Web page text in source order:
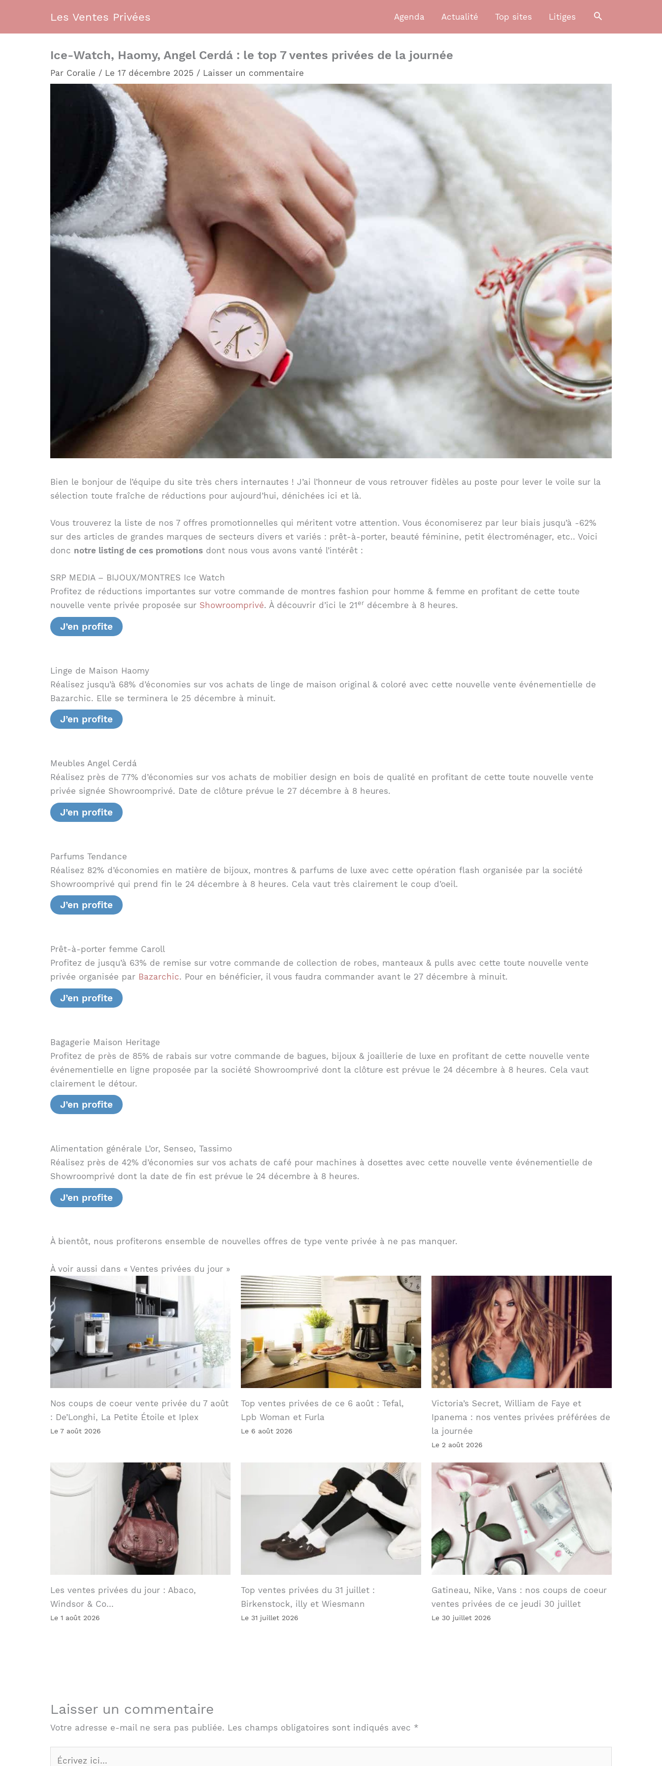
contenu
Les Ventes Privées Agenda Actualité Top sites Litiges
Ice-Watch, Haomy, Angel Cerdá : le top 7 ventes privées de la journée
Par Coralie / Le 17 décembre 2025 / Laisser un commentaire
Bien le bonjour de l’équipe du site très chers internautes ! J’ai l’honneur de vous retrouver fidèles au poste pour lever le voile sur la
sélection toute fraîche de réductions pour aujourd’hui, dénichées ici et là.
Vous trouverez la liste de nos 7 offres promotionnelles qui méritent votre attention. Vous économiserez par leur biais jusqu’à -62%
sur des articles de grandes marques de secteurs divers et variés : prêt-à-porter, beauté féminine, petit électroménager, etc.. Voici
donc notre listing de ces promotions dont nous vous avons vanté l’intérêt :
SRP MEDIA – BIJOUX/MONTRES Ice Watch
Profitez de réductions importantes sur votre commande de montres fashion pour homme & femme en profitant de cette toute
nouvelle vente privée proposée sur Showroomprivé. À découvrir d’ici le 21er décembre à 8 heures.
J’en profite
Linge de Maison Haomy
Réalisez jusqu’à 68% d’économies sur vos achats de linge de maison original & coloré avec cette nouvelle vente événementielle de
Bazarchic. Elle se terminera le 25 décembre à minuit.
J’en profite
Meubles Angel Cerdá
Réalisez près de 77% d’économies sur vos achats de mobilier design en bois de qualité en profitant de cette toute nouvelle vente
privée signée Showroomprivé. Date de clôture prévue le 27 décembre à 8 heures.
J’en profite
Parfums Tendance
Réalisez 82% d’économies en matière de bijoux, montres & parfums de luxe avec cette opération flash organisée par la société
Showroomprivé qui prend fin le 24 décembre à 8 heures. Cela vaut très clairement le coup d’oeil.
J’en profite
Prêt-à-porter femme Caroll
Profitez de jusqu’à 63% de remise sur votre commande de collection de robes, manteaux & pulls avec cette toute nouvelle vente
privée organisée par Bazarchic. Pour en bénéficier, il vous faudra commander avant le 27 décembre à minuit.
J’en profite
Bagagerie Maison Heritage
Profitez de près de 85% de rabais sur votre commande de bagues, bijoux & joaillerie de luxe en profitant de cette nouvelle vente
événementielle en ligne proposée par la société Showroomprivé dont la clôture est prévue le 24 décembre à 8 heures. Cela vaut
clairement le détour.
J’en profite
Alimentation générale L’or, Senseo, Tassimo
Réalisez près de 42% d’économies sur vos achats de café pour machines à dosettes avec cette nouvelle vente événementielle de
Showroomprivé dont la date de fin est prévue le 24 décembre à 8 heures.
J’en profite
À bientôt, nous profiterons ensemble de nouvelles offres de type vente privée à ne pas manquer.
À voir aussi dans « Ventes privées du jour »
Nos coups de coeur vente privée du 7 août
: De’Longhi, La Petite Étoile et Iplex
Le 7 août 2026
Top ventes privées de ce 6 août : Tefal,
Lpb Woman et Furla
Le 6 août 2026
Victoria’s Secret, William de Faye et
Ipanema : nos ventes privées préférées de
la journée
Le 2 août 2026
Les ventes privées du jour : Abaco,
Windsor & Co…
Le 1 août 2026
Top ventes privées du 31 juillet :
Birkenstock, illy et Wiesmann
Le 31 juillet 2026
Gatineau, Nike, Vans : nos coups de coeur
ventes privées de ce jeudi 30 juillet
Le 30 juillet 2026
Laisser un commentaire
Votre adresse e-mail ne sera pas publiée. Les champs obligatoires sont indiqués avec *
Écrivez